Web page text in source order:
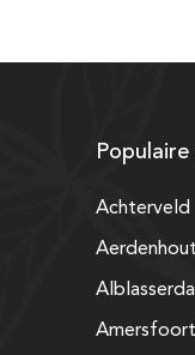
Achterveld
Aerdenhout
Amersfoort